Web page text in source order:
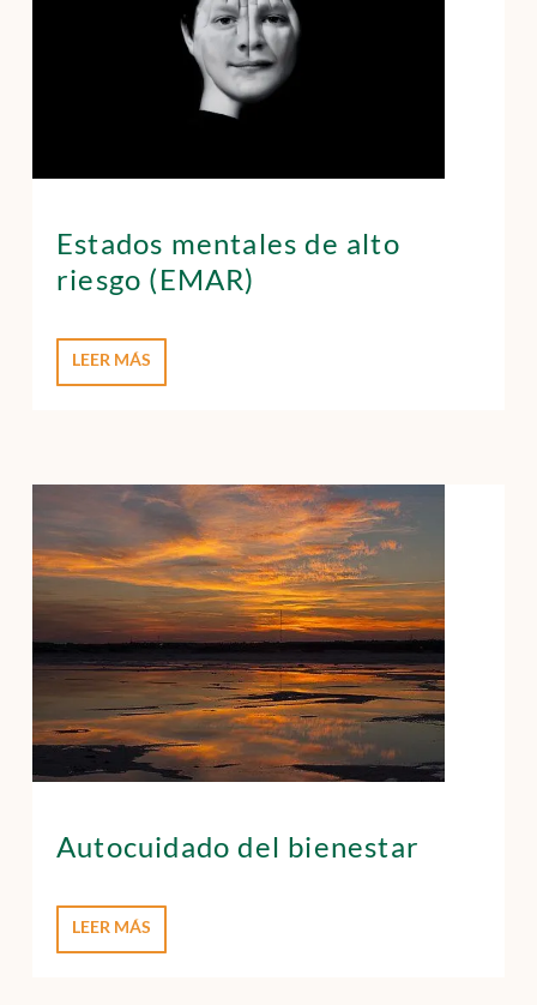
Estados mentales de alto
riesgo (EMAR)
LEER MÁS
Autocuidado del bienestar
LEER MÁS